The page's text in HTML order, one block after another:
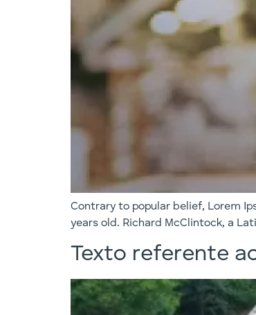
Contrary to popular belief, Lorem
years old. Richard McClintock, a
Texto referente